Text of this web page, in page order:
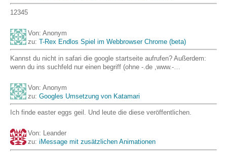
12345
Von: Anonym
zu: T-Rex Endlos Spiel im Webbrowser Chrome (beta)
Kannst du nicht in safari die google startseite aufrufen? Außerdem:
wenn du ins suchfeld nur einen begriff (ohne -.de ,www.-…
Von: Anonym
zu: Googles Umsetzung von Katamari
Ich finde easter eggs geil. Und leute die diese veröffentlichen.
Von: Leander
zu: iMessage mit zusätzlichen Animationen